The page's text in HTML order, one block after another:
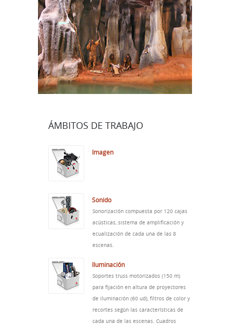
ÁMBITOS DE TRABAJO
Imagen
Sonido
Sonorización compuesta por 120 cajas
acústicas, sistema de amplificación y
ecualización de cada una de las 8
escenas.
Iluminación
Soportes truss motorizados (150 m)
para fijación en altura de proyectores
de iluminación (60 ud), filtros de color y
recortes según las características de
cada una de las escenas. Cuadros